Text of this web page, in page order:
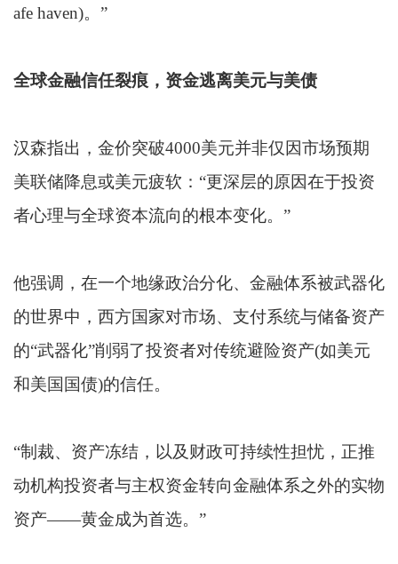
afe haven)。”
全球金融信任裂痕，资金逃离美元与美债
汉森指出，金价突破4000美元并非仅因市场预期
美联储降息或美元疲软：“更深层的原因在于投资
者心理与全球资本流向的根本变化。”
他强调，在一个地缘政治分化、金融体系被武器化
的世界中，西方国家对市场、支付系统与储备资产
的“武器化”削弱了投资者对传统避险资产(如美元
和美国国债)的信任。
“制裁、资产冻结，以及财政可持续性担忧，正推
动机构投资者与主权资金转向金融体系之外的实物
资产——黄金成为首选。”